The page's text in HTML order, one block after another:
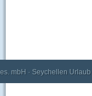
mbH · Seychellen Urlaub